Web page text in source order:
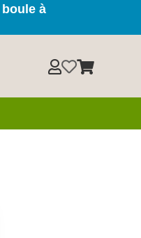
à
